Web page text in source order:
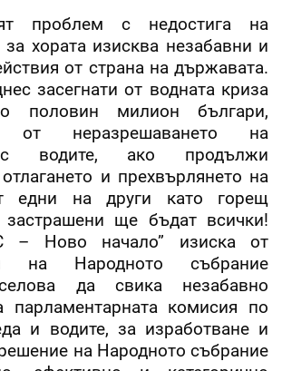
проблем с недостига на
за хората изисква незабавни и
от страна на държавата.
засегнати от водната криза
половин милион българи,
от неразрешаването на
водите, ако продължи
и прехвърлянето на
едни на други като горещ
застрашени ще бъдат всички!
– Ново начало” изиска от
на Народното събрание
да свика незабавно
парламентарната комисия по
и водите, за изработване и
на Народното събрание